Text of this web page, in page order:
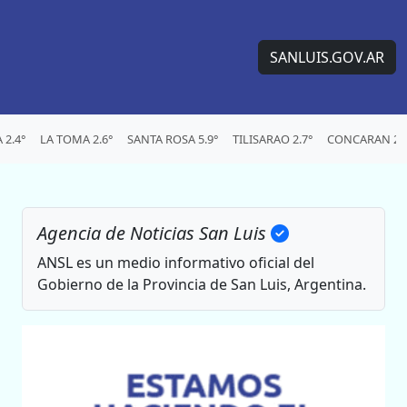
SANLUIS.GOV.AR
2.4° LA TOMA 2.6° SANTA ROSA 5.9° TILISARAO 2.7° CONCARAN
Agencia de Noticias San Luis
ANSL es un medio informativo oficial del
Gobierno de la Provincia de San Luis, Argentina.